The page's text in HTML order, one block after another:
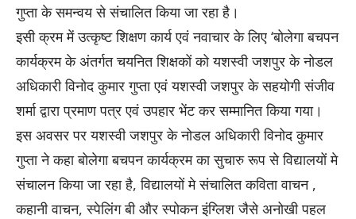
गुप्ता के समन्वय से संचालित किया जा रहा है।
इसी क्रम में उत्कृष्ट शिक्षण कार्य एवं नवाचार के लिए ‘बोलेगा बचपन
कार्यक्रम के अंतर्गत चयनित शिक्षकों को यशस्वी जशपुर के नोडल
अधिकारी विनोद कुमार गुप्ता एवं यशस्वी जशपुर के सहयोगी संजीव
शर्मा द्वारा प्रमाण पत्र एवं उपहार भेंट कर सम्मानित किया गया।
इस अवसर पर यशस्वी जशपुर के नोडल अधिकारी विनोद कुमार
गुप्ता ने कहा बोलेगा बचपन कार्यक्रम का सुचारु रूप से विद्यालयों मे
संचालन किया जा रहा है, विद्यालयों मे संचालित कविता वाचन ,
कहानी वाचन, स्पेलिंग बी और स्पोकन इंग्लिश जैसे अनोखी पहल